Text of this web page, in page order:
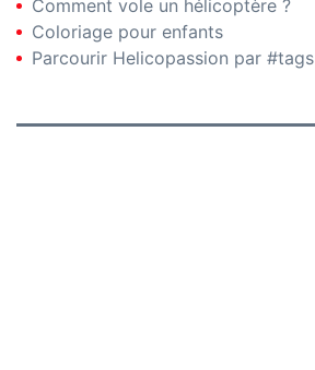
Comment vole un hélicoptère ?
Coloriage pour enfants
Parcourir Helicopassion par #tags